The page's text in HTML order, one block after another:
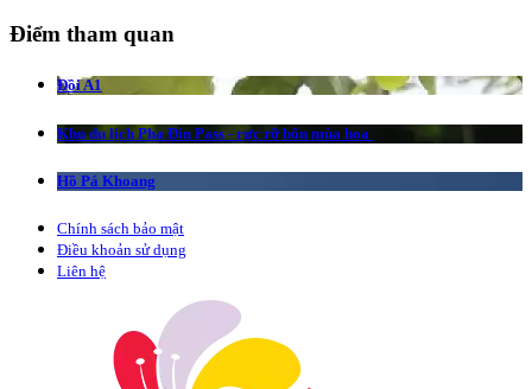
Điểm tham quan
Đồi A1
Khu du lịch Pha Đin Pass - rực rỡ bốn mùa hoa
Hồ Pá Khoang
Chính sách bảo mật
Điều khoản sử dụng
Liên hệ